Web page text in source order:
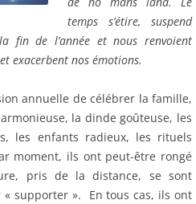
temps s’étire, suspend
fin de l’année et nous renvoient
exacerbent nos émotions.
annuelle de célébrer la famille,
la dinde goûteuse, les
les enfants radieux, les rituels
moment, ils ont peut-être rongé
pris de la distance, se sont
supporter ». En tous cas, ils ont